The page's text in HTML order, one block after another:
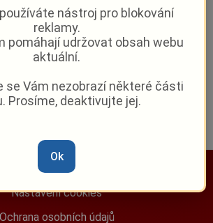
se jména pro loupežníka a
Spálené Poříčí vyhlásilo
pro kreativní děti
Reklama
Nastavení cookies
Ochrana osobních údajů
nástroj pro blokování
reklamy.
pomáhají udržovat obsah webu
aktuální.
se Vám nezobrazí některé části
Prosíme, deaktivujte jej.
Ok